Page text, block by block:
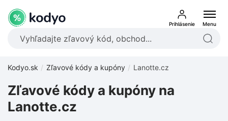
Prihlásenie Menu
Kodyo.sk Zľavové kódy a kupóny Lanotte.cz
Zľavové kódy a kupóny na
Lanotte.cz